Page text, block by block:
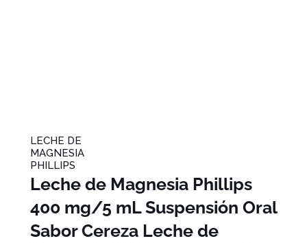
LECHE DE
MAGNESIA
PHILLIPS
Leche de Magnesia Phillips
400 mg/5 mL Suspensión Oral
Sabor Cereza Leche de